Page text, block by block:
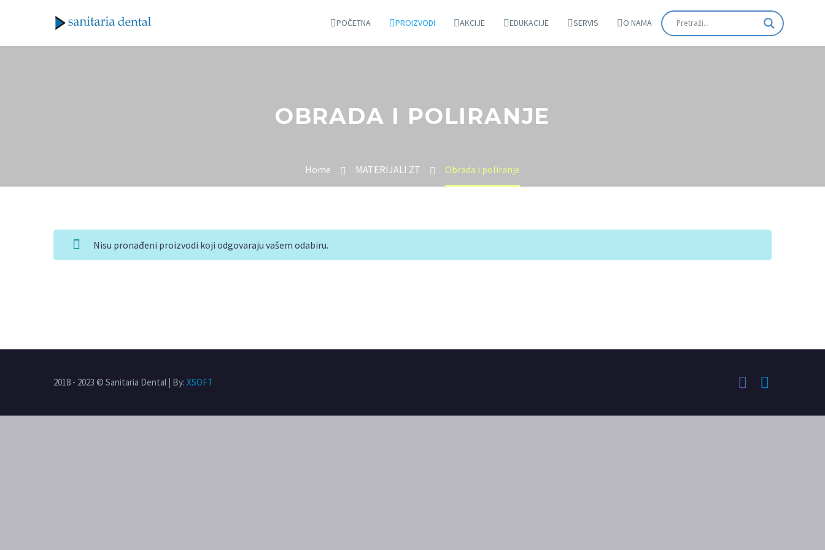
POČETNA PROIZVODI AKCIJE EDUKACIJE SERVIS O NAMA
OBRADA I POLIRANJE
Home MATERIJALI ZT Obrada i poliranje
Nisu pronađeni proizvodi koji odgovaraju vašem odabiru.
2018 - 2023 © Sanitaria Dental | By: XSOFT